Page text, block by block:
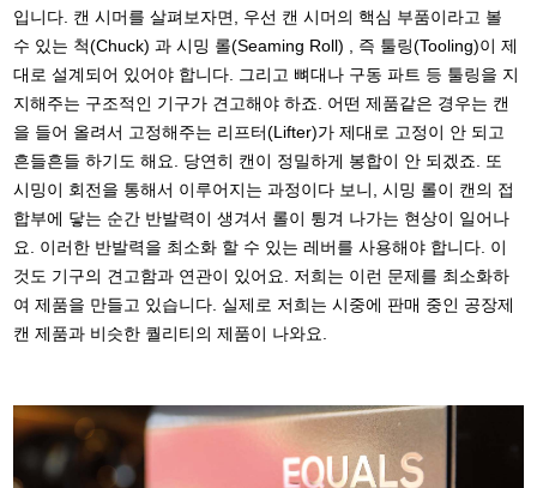
입니다. 캔 시머를 살펴보자면, 우선 캔 시머의 핵심 부품이라고 볼
수 있는 척(Chuck) 과 시밍 롤(Seaming Roll) , 즉 툴링(Tooling)이 제
대로 설계되어 있어야 합니다. 그리고 뼈대나 구동 파트 등 툴링을 지
지해주는 구조적인 기구가 견고해야 하죠. 어떤 제품같은 경우는 캔
을 들어 올려서 고정해주는 리프터(Lifter)가 제대로 고정이 안 되고
흔들흔들 하기도 해요. 당연히 캔이 정밀하게 봉합이 안 되겠죠. 또
시밍이 회전을 통해서 이루어지는 과정이다 보니, 시밍 롤이 캔의 접
합부에 닿는 순간 반발력이 생겨서 롤이 튕겨 나가는 현상이 일어나
요. 이러한 반발력을 최소화 할 수 있는 레버를 사용해야 합니다. 이
것도 기구의 견고함과 연관이 있어요. 저희는 이런 문제를 최소화하
여 제품을 만들고 있습니다. 실제로 저희는 시중에 판매 중인 공장제
캔 제품과 비슷한 퀄리티의 제품이 나와요.